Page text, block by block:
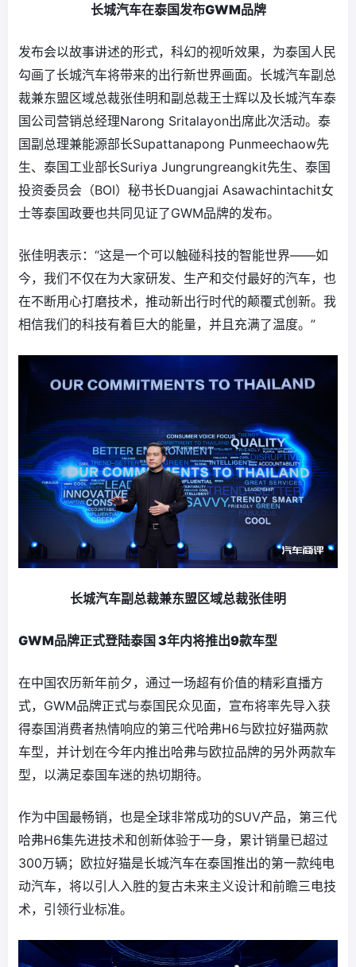
长城汽车在泰国发布GWM品牌
发布会以故事讲述的形式，科幻的视听效果，为泰国人民
勾画了长城汽车将带来的出行新世界画面。长城汽车副总
裁兼东盟区域总裁张佳明和副总裁王士辉以及长城汽车泰
国公司营销总经理Narong Sritalayon出席此次活动。泰
国副总理兼能源部长Supattanapong Punmeechaow先
生、泰国工业部长Suriya Jungrungreangkit先生、泰国
投资委员会（BOI）秘书长Duangjai Asawachintachit女
士等泰国政要也共同见证了GWM品牌的发布。
张佳明表示：“这是一个可以触碰科技的智能世界——如
今，我们不仅在为大家研发、生产和交付最好的汽车，也
在不断用心打磨技术，推动新出行时代的颠覆式创新。我
相信我们的科技有着巨大的能量，并且充满了温度。”
长城汽车副总裁兼东盟区域总裁张佳明
GWM品牌正式登陆泰国 3年内将推出9款车型
在中国农历新年前夕，通过一场超有价值的精彩直播方
式，GWM品牌正式与泰国民众见面，宣布将率先导入获
得泰国消费者热情响应的第三代哈弗H6与欧拉好猫两款
车型，并计划在今年内推出哈弗与欧拉品牌的另外两款车
型，以满足泰国车迷的热切期待。
作为中国最畅销，也是全球非常成功的SUV产品，第三代
哈弗H6集先进技术和创新体验于一身，累计销量已超过
300万辆；欧拉好猫是长城汽车在泰国推出的第一款纯电
动汽车，将以引人入胜的复古未来主义设计和前瞻三电技
术，引领行业标准。